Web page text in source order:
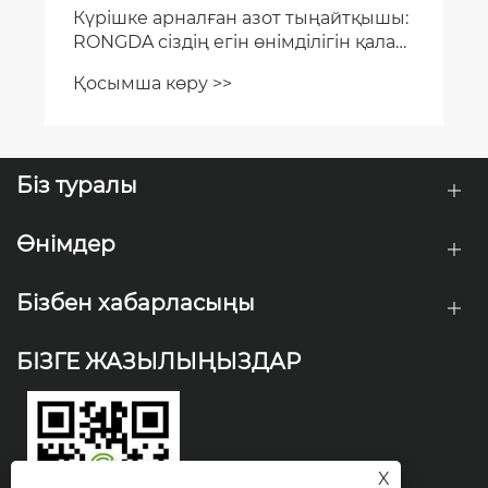
Күрішке арналған азот тыңайтқышы:
RONGDA сіздің егін өнімділігін қалай
Қосымша көру >>
Біз туралы
Өнімдер
Бізбен хабарласыңы
БІЗГЕ ЖАЗЫЛЫҢЫЗДАР
X